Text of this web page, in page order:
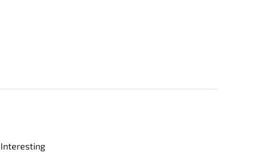
Interesting